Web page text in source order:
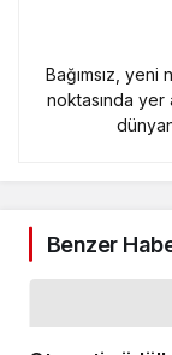
Bağımsız,
noktasında
Benzer